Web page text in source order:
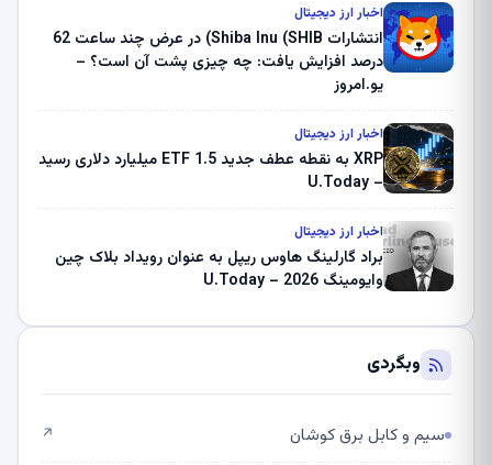
ثبت کرد – گزارش کریپتو صبح – U.Today
اخبار ارز دیجیتال
انتشارات Shiba Inu (SHIB) در عرض چند ساعت 62
درصد افزایش یافت: چه چیزی پشت آن است؟ –
یو.امروز
اخبار ارز دیجیتال
XRP به نقطه عطف جدید ETF 1.5 میلیارد دلاری رسید
– U.Today
اخبار ارز دیجیتال
براد گارلینگ هاوس ریپل به عنوان رویداد بلاک چین
وایومینگ 2026 – U.Today
وبگردی
سیم و کابل برق کوشان ↗